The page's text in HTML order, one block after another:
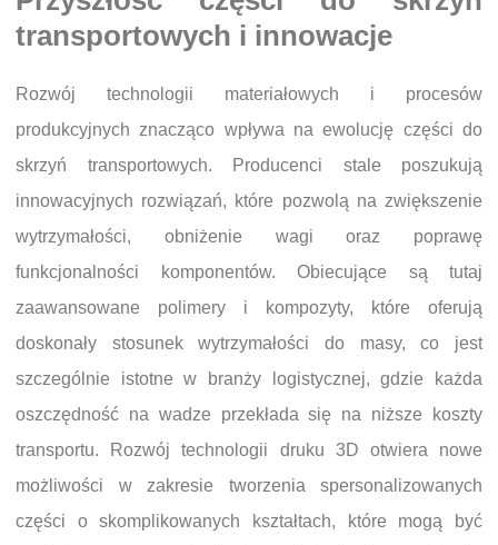
transportowych i innowacje
Rozwój technologii materiałowych i procesów
produkcyjnych znacząco wpływa na ewolucję części do
skrzyń transportowych. Producenci stale poszukują
innowacyjnych rozwiązań, które pozwolą na zwiększenie
wytrzymałości, obniżenie wagi oraz poprawę
funkcjonalności komponentów. Obiecujące są tutaj
zaawansowane polimery i kompozyty, które oferują
doskonały stosunek wytrzymałości do masy, co jest
szczególnie istotne w branży logistycznej, gdzie każda
oszczędność na wadze przekłada się na niższe koszty
transportu. Rozwój technologii druku 3D otwiera nowe
możliwości w zakresie tworzenia spersonalizowanych
części o skomplikowanych kształtach, które mogą być